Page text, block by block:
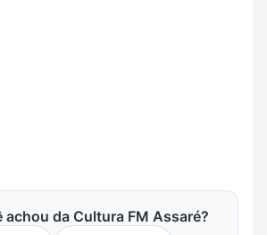
achou da Cultura FM Assaré?